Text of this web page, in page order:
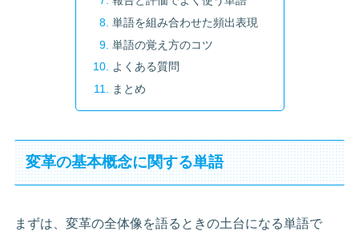
単語を組み合わせた頻出表現
単語の覚え方のコツ
よくある質問
まとめ
変革の基本概念に関する単語
まずは、変革の全体像を語るときの土台になる単語で